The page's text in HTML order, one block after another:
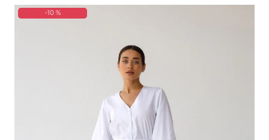
-10 %